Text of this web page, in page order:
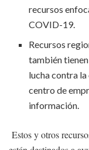
recursos
COVID-19.
Recursos
también
lucha contra
centro de
información.
Estos y otros